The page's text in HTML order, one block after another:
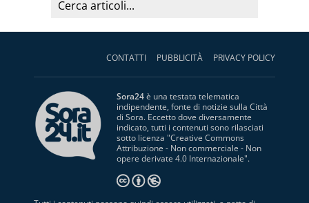
CONTATTI PUBBLICITÀ PRIVACY POLICY
Sora24è una testata telematica
indipendente, fonte di notizie sulla Città
di Sora. Eccetto dove diversamente
indicato, tutti i contenuti sono rilasciati
sotto licenza "Creative Commons
Attribuzione - Non commerciale - Non
opere derivate 4.0 Internazionale".